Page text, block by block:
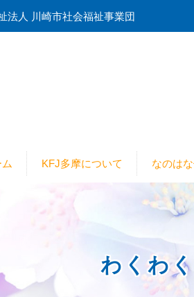
法人 川崎市社会福祉事業団
KFJ多摩について なのは
わくわ